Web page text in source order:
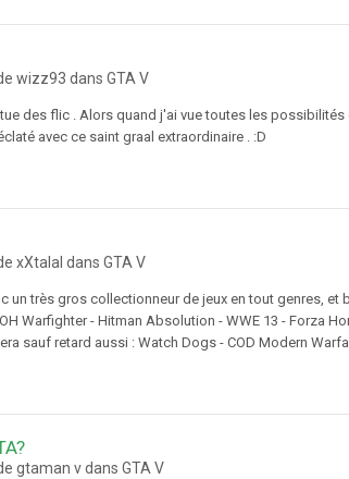
wizz93 dans GTA V
des flic . Alors quand j'ai vue toutes les
avec ce saint graal extraordinaire . :D
xXtalal dans GTA V
un très gros collectionneur de jeux en tout genres, et
Warfighter - Hitman Absolution - WWE 13 - Forza
sauf retard aussi : Watch Dogs - COD Modern
gtaman v dans GTA V